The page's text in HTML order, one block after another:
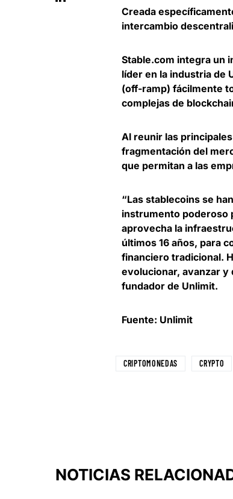
Creada
intercambio
Stable.com integra un
líder en la industria de
(off-ramp) fácilmente
complejas de
Al reunir las
fragmentación del
que permitan a las
“Las stablecoins se
instrumento poderoso
aprovecha la
últimos 16 años, para
financiero tradicional.
evolucionar, avanzar y
fundador de Unlimit.
Fuente: Unlimit
CRIPTOMONEDAS CRYPTO
NOTICIAS